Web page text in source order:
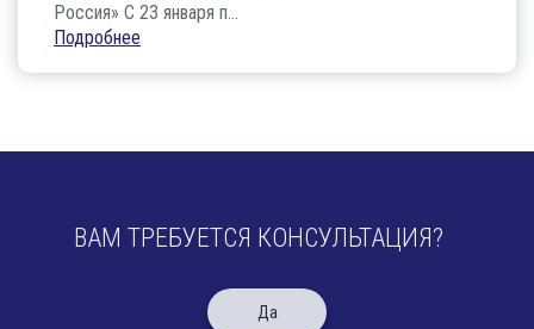
Россия» С 23 января п...
Подробнее
ВАМ ТРЕБУЕТСЯ КОНСУЛЬТАЦИЯ?
Да